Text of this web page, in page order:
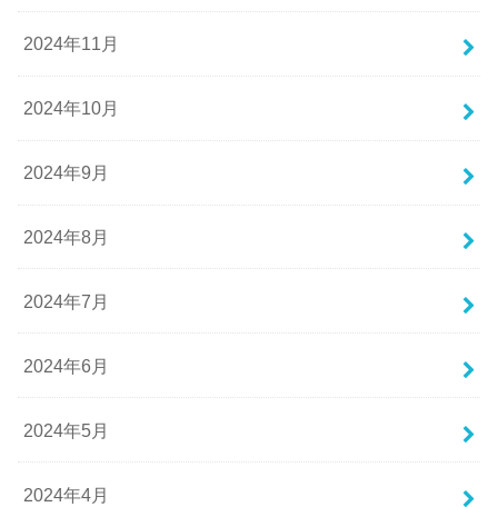
2024年11月
2024年10月
2024年9月
2024年8月
2024年7月
2024年6月
2024年5月
2024年4月